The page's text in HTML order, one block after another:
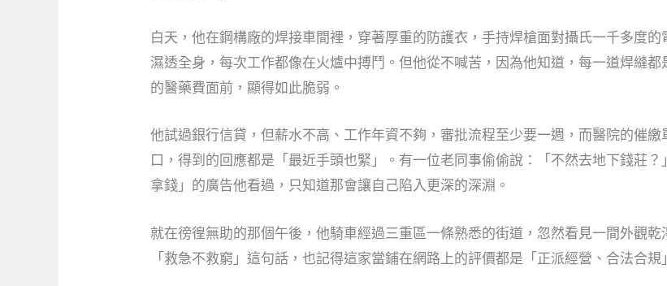
白天，他在鋼構廠的焊接車間裡，穿著厚重的防護衣，手持焊槍面對攝氏一千多度
濕透全身，每次工作都像在火爐中搏鬥。但他從不喊苦，因為他知道，每一道焊縫
的醫藥費面前，顯得如此脆弱。
他試過銀行信貸，但薪水不高、工作年資不夠，審批流程至少要一週，而醫院的催
口，得到的回應都是「最近手頭也緊」。有一位老同事偷偷說：「不然去地下錢莊
拿錢」的廣告他看過，只知道那會讓自己陷入更深的深淵。
就在徬徨無助的那個午後，他騎車經過三重區一條熟悉的街道，忽然看見一間外觀
「救急不救窮」這句話，也記得這家當鋪在網路上的評價都是「正派經營、合法合